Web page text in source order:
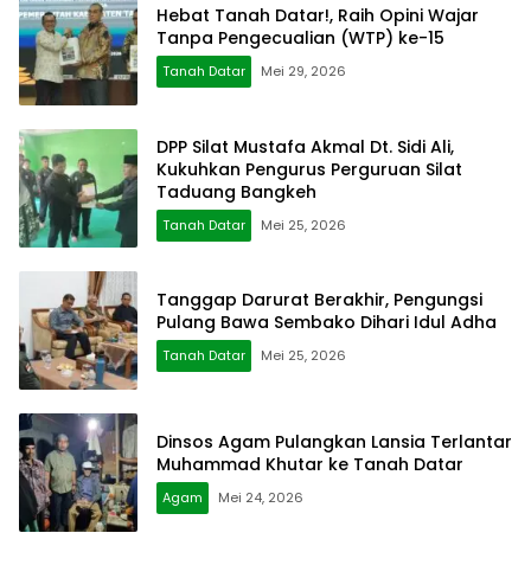
Hebat Tanah Datar!, Raih Opini Wajar
Tanpa Pengecualian (WTP) ke-15
Tanah Datar Mei 29, 2026
DPP Silat Mustafa Akmal Dt. Sidi Ali,
Kukuhkan Pengurus Perguruan Silat
Taduang Bangkeh
Tanah Datar Mei 25, 2026
Tanggap Darurat Berakhir, Pengungsi
Pulang Bawa Sembako Dihari Idul Adha
Tanah Datar Mei 25, 2026
Dinsos Agam Pulangkan Lansia Terlantar
Muhammad Khutar ke Tanah Datar
Agam Mei 24, 2026